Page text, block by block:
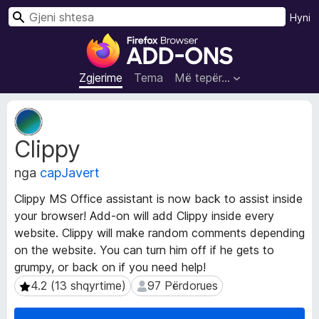
S
h
t
e
l
e
t
u
e
s
i
Zgjerime Tema Më tepër…
Hyni
K
Clippy
nga capJavert
Clippy MS Office assistant is now back to assist inside
your browser! Add-on will add Clippy inside every
website. Clippy will make random comments depending
on the website. You can turn him off if he gets to
grumpy, or back on if you need help!
4.2 (13 shqyrtime)
4.2 (13 shqyrtime) 97 Përdorues
97 Përdorues
T
e
j
t
ë
h
ë
n
a
Z
g
j
e